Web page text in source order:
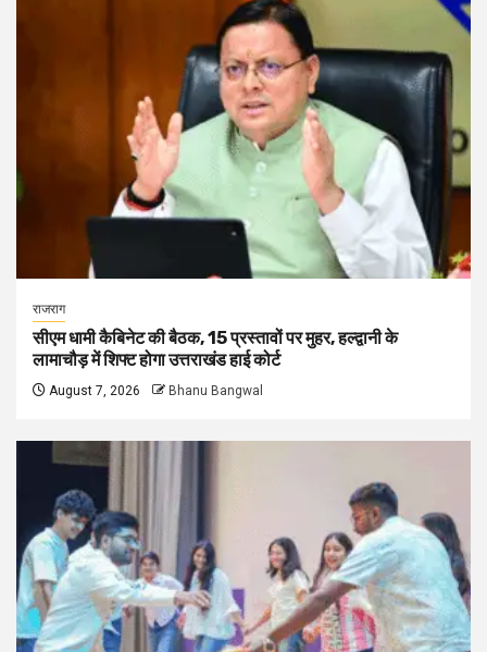
राजराग
सीएम धामी कैबिनेट की बैठक, 15 प्रस्तावों पर मुहर, हल्द्वानी के
लामाचौड़ में शिफ्ट होगा उत्तराखंड हाई कोर्ट
August 7, 2026 Bhanu Bangwal